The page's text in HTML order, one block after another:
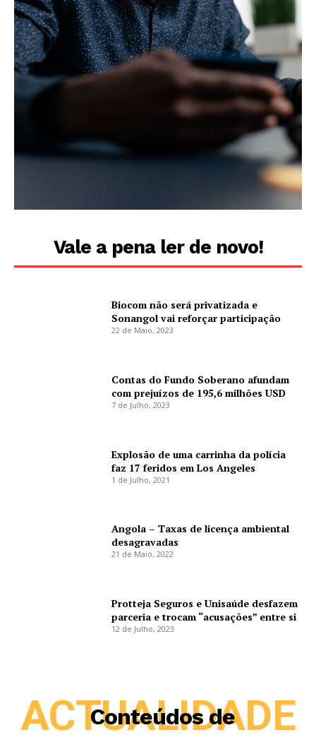
Vale a pena ler de novo!
Biocom não será privatizada e
Sonangol vai reforçar participação
22 de Maio, 2023
Contas do Fundo Soberano afundam
com prejuízos de 195,6 milhões USD
7 de Julho, 2023
Explosão de uma carrinha da polícia
faz 17 feridos em Los Angeles
1 de Julho, 2021
Angola – Taxas de licença ambiental
desagravadas
21 de Maio, 2022
Protteja Seguros e Unisaúde desfazem
parceria e trocam “acusações” entre si
12 de Julho, 2023
Conteúdos de
ACTUALIDADE